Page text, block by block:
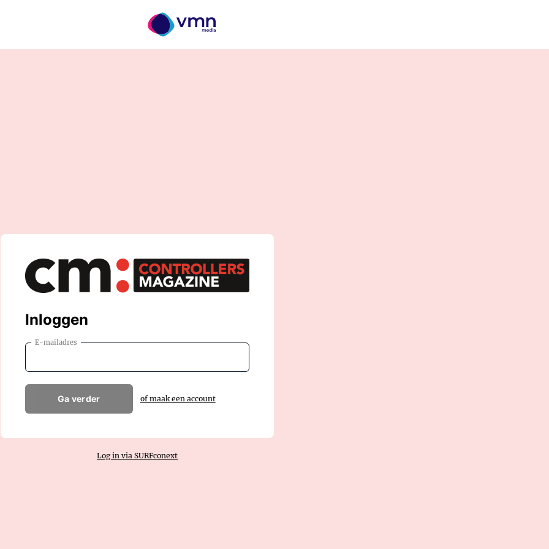
Inloggen
E-mailadres
Ga verder of maak een account
Log in via SURFconext